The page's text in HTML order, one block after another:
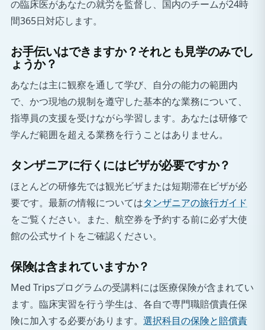
の臨床医があなたの就労を監督し、国内のチームが24時
間365日対応します。
お手伝いはできますか？それとも見学のみでし
ょうか？
あなたは主に観察を通して学び、自分の能力の範囲内
で、かつ現地の規制を遵守した基本的な業務について、
指導員の支援を受けながら学習します。あなたは研修で
学んだ範囲を超える業務を行うことはありません。
タンザニアに行くにはビザが必要ですか？
ほとんどの研修先では観光ビザまたは短期滞在ビザが必
要です。最新の情報についてはタンザニアの旅行ガイド
をご覧ください。また、航空券を予約する前に必ず大使
館の公式サイトをご確認ください。
保険は含まれていますか？
Med Tripsプログラムの受講料には医療保険が含まれてい
ます。臨床実習を行う学生は、各自で専門職賠償責任保
険に加入する必要があります。 選択科目の保険と賠償責